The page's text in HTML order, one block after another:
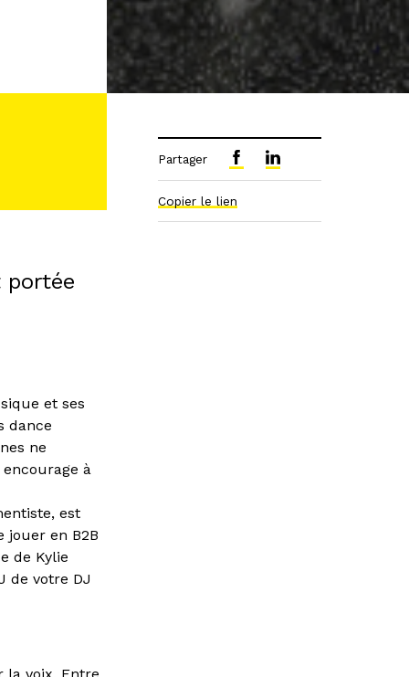
portée
et ses
dance
ne
à
est
jouer en B2B
de Kylie
de votre DJ
Partager
Copier le lien